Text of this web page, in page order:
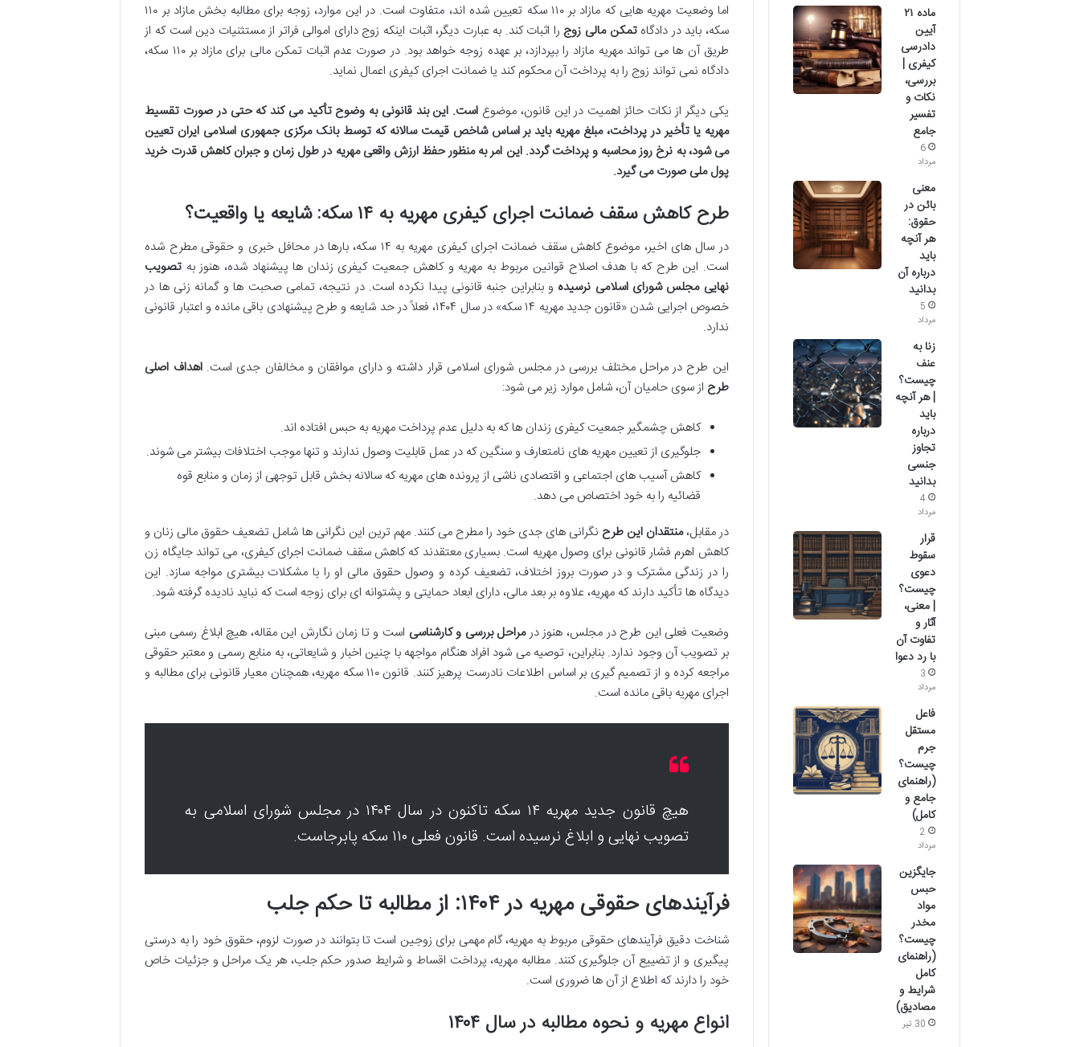
اما وضعیت مهریه هایی که مازاد بر ۱۱۰ سکه تعیین شده اند، متفاوت است. در این موارد، زوجه برای مطالبه بخش مازاد بر ۱۱۰
سکه، باید در دادگاهتمکن مالی زوج را اثبات کند. به عبارت دیگر، اثبات اینکه زوج دارای اموالی فراتر از مستثنیات دین است که از
طریق آن ها می تواند مهریه مازاد را بپردازد، بر عهده زوجه خواهد بود. در صورت عدم اثبات تمکن مالی برای مازاد بر ۱۱۰ سکه،
دادگاه نمی تواند زوج را به پرداخت آن محکوم کند یا ضمانت اجرای کیفری اعمال نماید.
یکی دیگر از نکات حائز اهمیت در این قانون، موضوع است. این بند قانونی به وضوح تأکید می کند که حتی در صورت تقسیط
مهریه یا تأخیر در پرداخت، مبلغ مهریه باید بر اساس شاخص قیمت سالانه که توسط بانک مرکزی جمهوری اسلامی ایران تعیین
می شود، به نرخ روز محاسبه و پرداخت گردد. این امر به منظور حفظ ارزش واقعی مهریه در طول زمان و جبران کاهش قدرت خرید
پول ملی صورت می گیرد.
طرح کاهش سقف ضمانت اجرای کیفری مهریه به ۱۴ سکه: شایعه یا واقعیت؟
در سال های اخیر، موضوع کاهش سقف ضمانت اجرای کیفری مهریه به ۱۴ سکه، بارها در محافل خبری و حقوقی مطرح شده
است. این طرح که با هدف اصلاح قوانین مربوط به مهریه و کاهش جمعیت کیفری زندان ها پیشنهاد شده، هنوز به تصویب
نهایی مجلس شورای اسلامی نرسیده و بنابراین جنبه قانونی پیدا نکرده است. در نتیجه، تمامی صحبت ها و گمانه زنی ها در
خصوص اجرایی شدن «قانون جدید مهریه ۱۴ سکه» در سال ۱۴۰۴، فعلاً در حد شایعه و طرح پیشنهادی باقی مانده و اعتبار قانونی
ندارد.
این طرح در مراحل مختلف بررسی در مجلس شورای اسلامی قرار داشته و دارای موافقان و مخالفان جدی است.اهداف اصلی
طرح از سوی حامیان آن، شامل موارد زیر می شود:
کاهش چشمگیر جمعیت کیفری زندان ها که به دلیل عدم پرداخت مهریه به حبس افتاده اند.
جلوگیری از تعیین مهریه های نامتعارف و سنگین که در عمل قابلیت وصول ندارند و تنها موجب اختلافات بیشتر می شوند.
کاهش آسیب های اجتماعی و اقتصادی ناشی از پرونده های مهریه که سالانه بخش قابل توجهی از زمان و منابع قوه
قضائیه را به خود اختصاص می دهد.
در مقابل،منتقدان این طرح نگرانی های جدی خود را مطرح می کنند. مهم ترین این نگرانی ها شامل تضعیف حقوق مالی زنان و
کاهش اهرم فشار قانونی برای وصول مهریه است. بسیاری معتقدند که کاهش سقف ضمانت اجرای کیفری، می تواند جایگاه زن
را در زندگی مشترک و در صورت بروز اختلاف، تضعیف کرده و وصول حقوق مالی او را با مشکلات بیشتری مواجه سازد. این
دیدگاه ها تأکید دارند که مهریه، علاوه بر بعد مالی، دارای ابعاد حمایتی و پشتوانه ای برای زوجه است که نباید نادیده گرفته شود.
وضعیت فعلی این طرح در مجلس، هنوز درمراحل بررسی و کارشناسی است و تا زمان نگارش این مقاله، هیچ ابلاغ رسمی مبنی
بر تصویب آن وجود ندارد. بنابراین، توصیه می شود افراد هنگام مواجهه با چنین اخبار و شایعاتی، به منابع رسمی و معتبر حقوقی
مراجعه کرده و از تصمیم گیری بر اساس اطلاعات نادرست پرهیز کنند. قانون ۱۱۰ سکه مهریه، همچنان معیار قانونی برای مطالبه و
اجرای مهریه باقی مانده است.
هیچ قانون جدید مهریه ۱۴ سکه تاکنون در سال ۱۴۰۴ در مجلس شورای اسلامی به
تصویب نهایی و ابلاغ نرسیده است. قانون فعلی ۱۱۰ سکه پابرجاست.
فرآیندهای حقوقی مهریه در ۱۴۰۴: از مطالبه تا حکم جلب
شناخت دقیق فرآیندهای حقوقی مربوط به مهریه، گام مهمی برای زوجین است تا بتوانند در صورت لزوم، حقوق خود را به درستی
پیگیری و از تضییع آن جلوگیری کنند. مطالبه مهریه، پرداخت اقساط و شرایط صدور حکم جلب، هر یک مراحل و جزئیات خاص
خود را دارند که اطلاع از آن ها ضروری است.
انواع مهریه و نحوه مطالبه در سال ۱۴۰۴
ماده ۲۱
آیین
دادرسی
کیفری |
بررسی،
نکات و
تفسیر
جامع
6
مرداد
معنی
بائن در
حقوق:
هر آنچه
باید
درباره آن
بدانید
5
مرداد
زنا به
عنف
چیست؟
| هر آنچه
باید
درباره
تجاوز
جنسی
بدانید
4
مرداد
قرار
سقوط
دعوی
چیست؟
| معنی،
آثار و
تفاوت آن
با رد دعوا
3
مرداد
فاعل
مستقل
جرم
چیست؟
(راهنمای
جامع و
کامل)
2
مرداد
جایگزین
حبس
مواد
مخدر
چیست؟
(راهنمای
کامل
شرایط و
مصادیق)
30 تیر